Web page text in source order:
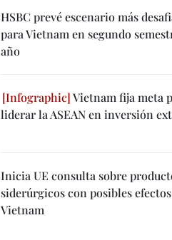
HSBC prevé escenario más
para Vietnam en segundo
año
Vietnam fija meta
liderar la ASEAN en inversión
Inicia UE consulta sobre
siderúrgicos con posibles
Vietnam